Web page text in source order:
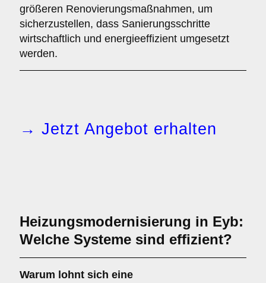
größeren Renovierungsmaßnahmen, um
sicherzustellen, dass Sanierungsschritte
wirtschaftlich und energieeffizient umgesetzt
werden.
→ Jetzt Angebot erhalten
Heizungsmodernisierung in Eyb:
Welche Systeme sind effizient?
Warum lohnt sich eine